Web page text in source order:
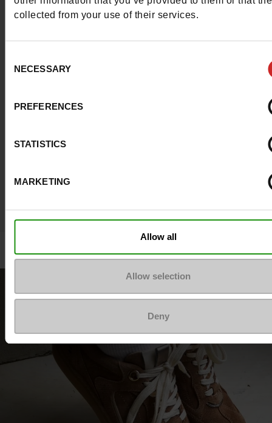
collected from your use of their services.
Selection
NECESSARY
PREFERENCES
STATISTICS
MARKETING
Allow all
Allow selection
Deny
#LoveManietLuxus
Post je beste look op Instagram en inspireer de